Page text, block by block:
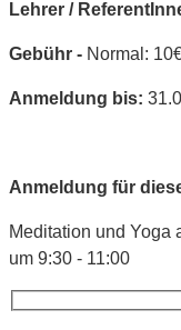
Lehrer /
Gebühr - Normal:
Anmeldung bis:
Anmeldung für
Meditation und Yoga
um 9:30 - 11:00